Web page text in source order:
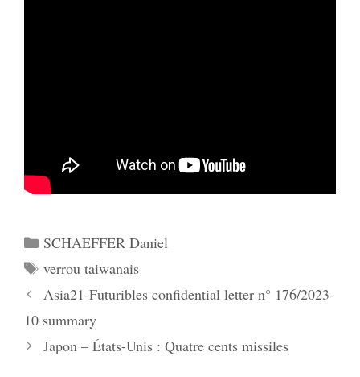
Catégories
SCHAEFFER Daniel
Étiquettes
verrou taiwanais
Asia21-Futuribles confidential letter n° 176/2023-
10 summary
Japon – États-Unis : Quatre cents missiles